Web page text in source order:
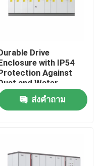
Drive
with IP54
Against
and Water
for Reliability
ส่งคำถาม